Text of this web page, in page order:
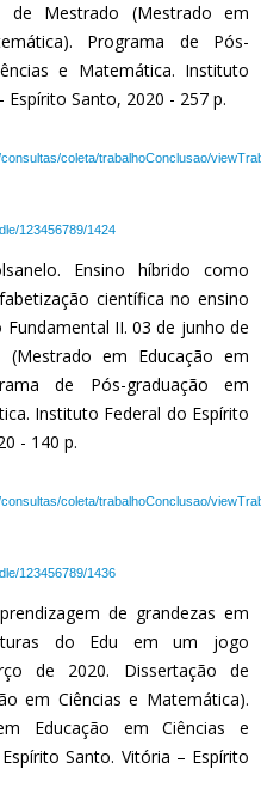
Mestrado (Mestrado em
Programa de Pós-
e Matemática. Instituto
Espírito Santo, 2020 - 257 p.
coleta/trabalhoConclusao/
123456789/1424
Ensino híbrido como
científica no ensino
II. 03 de junho de
(Mestrado em Educação em
de Pós-graduação em
Instituto Federal do Espírito
- 140 p.
coleta/trabalhoConclusao/
123456789/1436
de grandezas em
do Edu em um jogo
de 2020. Dissertação de
em Ciências e Matemática).
Educação em Ciências e
Santo. Vitória – Espírito